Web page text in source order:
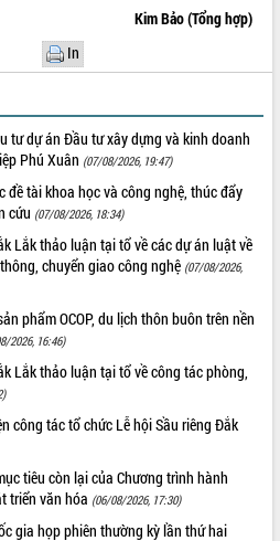
dữ
Kim Bảo (Tổng hợp)
In
tư dự án Đầu tư xây dựng và kinh doanh
Phú Xuân (07/08/2026, 19:47)
đề tài khoa học và công nghệ, thúc đẩy
cứu (07/08/2026, 18:34)
Lắk thảo luận tại tổ về các dự án luật về
chuyển giao công nghệ (07/08/2026,
phẩm OCOP, du lịch thôn buôn trên nền
2026, 16:46)
Lắk thảo luận tại tổ về công tác phòng,
công tác tổ chức Lễ hội Sầu riêng Đắk
tiêu còn lại của Chương trình hành
triển văn hóa (06/08/2026, 17:30)
gia họp phiên thường kỳ lần thứ hai